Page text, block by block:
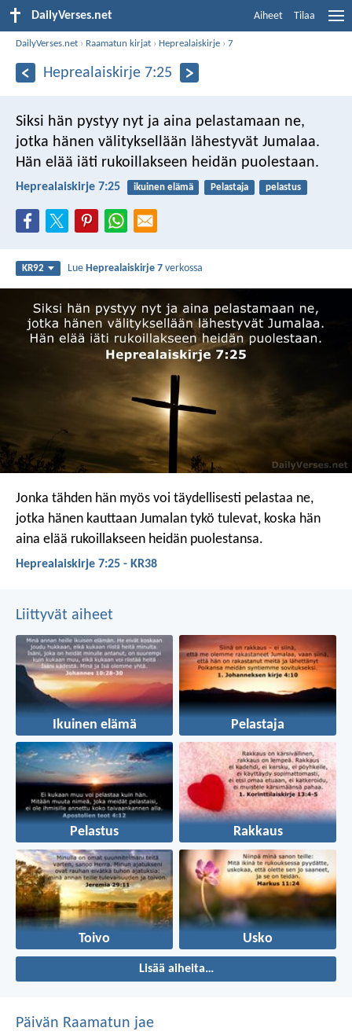
DailyVerses.net Aiheet Tilaa
DailyVerses.net › Raamatun kirjat › Heprealaiskirje ›7
Heprealaiskirje 7:25
Siksi hän pystyy nyt ja aina pelastamaan ne,
jotka hänen välityksellään lähestyvät Jumalaa.
Hän elää iäti rukoillakseen heidän puolestaan.
Heprealaiskirje 7:25 ikuinen elämä Pelastaja pelastus
KR92 LueHeprealaiskirje 7 verkossa
Jonka tähden hän myös voi täydellisesti pelastaa ne,
jotka hänen kauttaan Jumalan tykö tulevat, koska hän
aina elää rukoillakseen heidän puolestansa.
Heprealaiskirje 7:25 - KR38
Liittyvät aiheet
Ikuinen elämä Pelastaja
Pelastus Rakkaus
Toivo Usko
Lisää aiheita…
Päivän Raamatun jae